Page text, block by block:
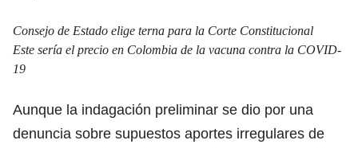
Consejo de Estado elige terna para la Corte Constitucional
Este sería el precio en Colombia de la vacuna contra la COVID-
19
Aunque la indagación preliminar se dio por una
denuncia sobre supuestos aportes irregulares de